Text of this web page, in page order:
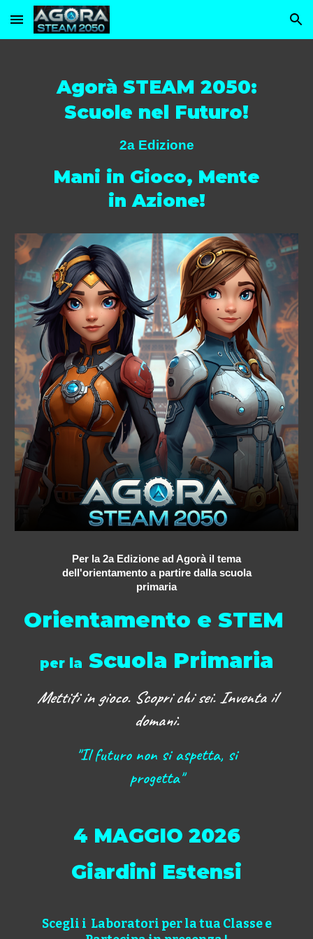
Skip to main content Skip to navigation
Agorà STEAM 2050:
Scuole nel Futuro!
2a Edizione
Mani in Gioco, Mente
in Azione!
Per la 2a Edizione ad Agorà il tema
dell'orientamento a partire dalla scuola
primaria
Orientamento e STEM
per la Scuola Primaria
Mettiti in gioco. Scopri chi sei. Inventa il
domani.
"Il futuro non si aspetta, si
progetta"
4 MAGGIO 2026
Giardini Estensi
Scegli i Laboratori per la tua Classe e